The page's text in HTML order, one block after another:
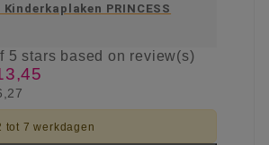
Kinderkaplaken PRINCESS
5 stars based on review(s)
tot 7 werkdagen